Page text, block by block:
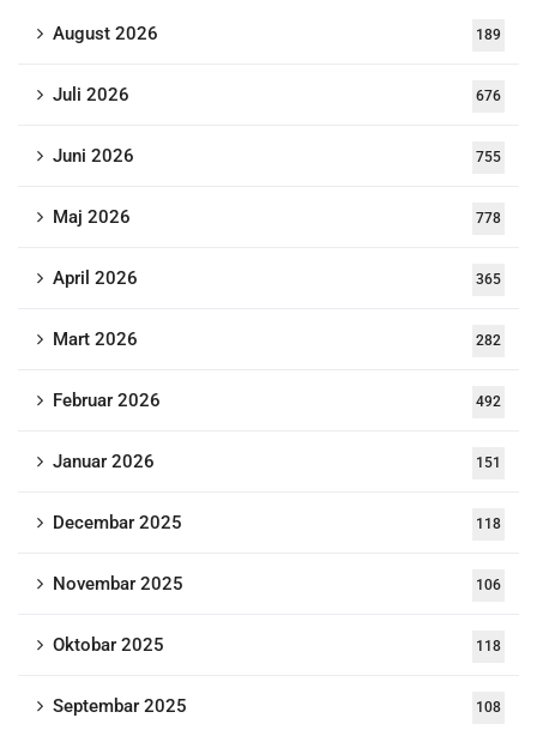
August 2026 189
Juli 2026 676
Juni 2026 755
Maj 2026 778
April 2026 365
Mart 2026 282
Februar 2026 492
Januar 2026 151
Decembar 2025 118
Novembar 2025 106
Oktobar 2025 118
Septembar 2025 108